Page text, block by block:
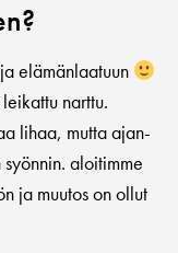
elämänlaatuun
narttu.
lihaa, mutta ajan-
aloitimme
ja muutos on ollut